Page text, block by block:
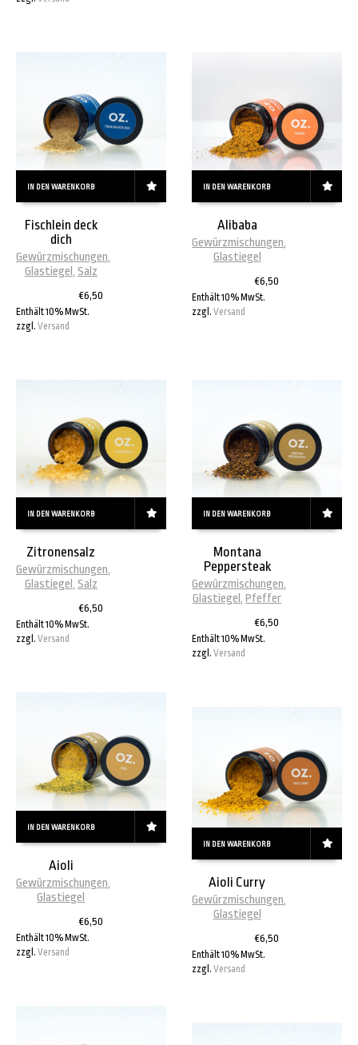
IN DEN WARENKORB
Fischlein deck
dich
Gewürzmischungen,
Glastiegel , Salz
€6,50
Enthält 10% MwSt.
zzgl. Versand
IN DEN WARENKORB
Alibaba
Gewürzmischungen,
Glastiegel
€6,50
Enthält 10% MwSt.
zzgl.Versand
IN DEN WARENKORB
Zitronensalz
Gewürzmischungen,
Glastiegel , Salz
€6,50
Enthält 10% MwSt.
zzgl. Versand
IN DEN WARENKORB
Montana
Peppersteak
Gewürzmischungen,
Glastiegel ,Pfeffer
€6,50
Enthält 10% MwSt.
zzgl.Versand
IN DEN WARENKORB
Aioli
Gewürzmischungen,
Glastiegel
€6,50
Enthält 10% MwSt.
zzgl. Versand
IN DEN WARENKORB
Aioli Curry
Gewürzmischungen,
Glastiegel
€6,50
Enthält 10% MwSt.
zzgl.Versand